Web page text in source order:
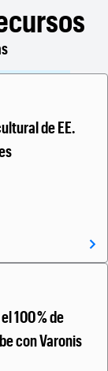
de EE.
100 % de
con Varonis